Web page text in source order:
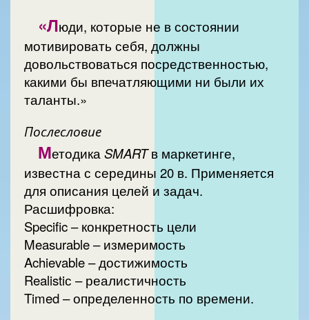
«Люди, которые не в состоянии
мотивировать себя, должны
довольствоваться посредственностью,
какими бы впечатляющими ни были их
таланты.»
Послесловие
Методика SMARTв маркетинге,
известна с середины 20 в. Применяется
для описания целей и задач.
Расшифровка:
Specific – конкретность цели
Measurable – измеримость
Achievable – достижимость
Realistiс – реалистичность
Timed – определенность по времени.